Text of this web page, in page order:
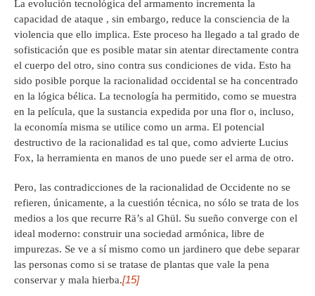
La evolución tecnológica del armamento incrementa la
capacidad de ataque , sin embargo, reduce la consciencia de la
violencia que ello implica. Este proceso ha llegado a tal grado de
sofisticación que es posible matar sin atentar directamente contra
el cuerpo del otro, sino contra sus condiciones de vida. Esto ha
sido posible porque la racionalidad occidental se ha concentrado
en la lógica bélica. La tecnología ha permitido, como se muestra
en la película, que la sustancia expedida por una flor o, incluso,
la economía misma se utilice como un arma. El potencial
destructivo de la racionalidad es tal que, como advierte Lucius
Fox, la herramienta en manos de uno puede ser el arma de otro.
Pero, las contradicciones de la racionalidad de Occidente no se
refieren, únicamente, a la cuestión técnica, no sólo se trata de los
medios a los que recurre Rä’s al Ghül. Su sueño converge con el
ideal moderno: construir una sociedad armónica, libre de
impurezas. Se ve a sí mismo como un jardinero que debe separar
las personas como si se tratase de plantas que vale la pena
conservar y mala hierba.[15]